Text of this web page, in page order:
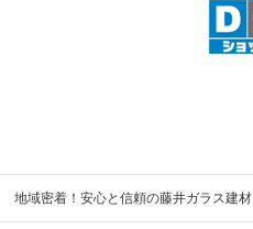
地域密着！安心と信頼の藤井ガラス建材